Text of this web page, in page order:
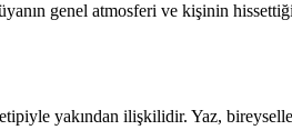
genel atmosferi ve kişinin
yakından ilişkilidir. Yaz,